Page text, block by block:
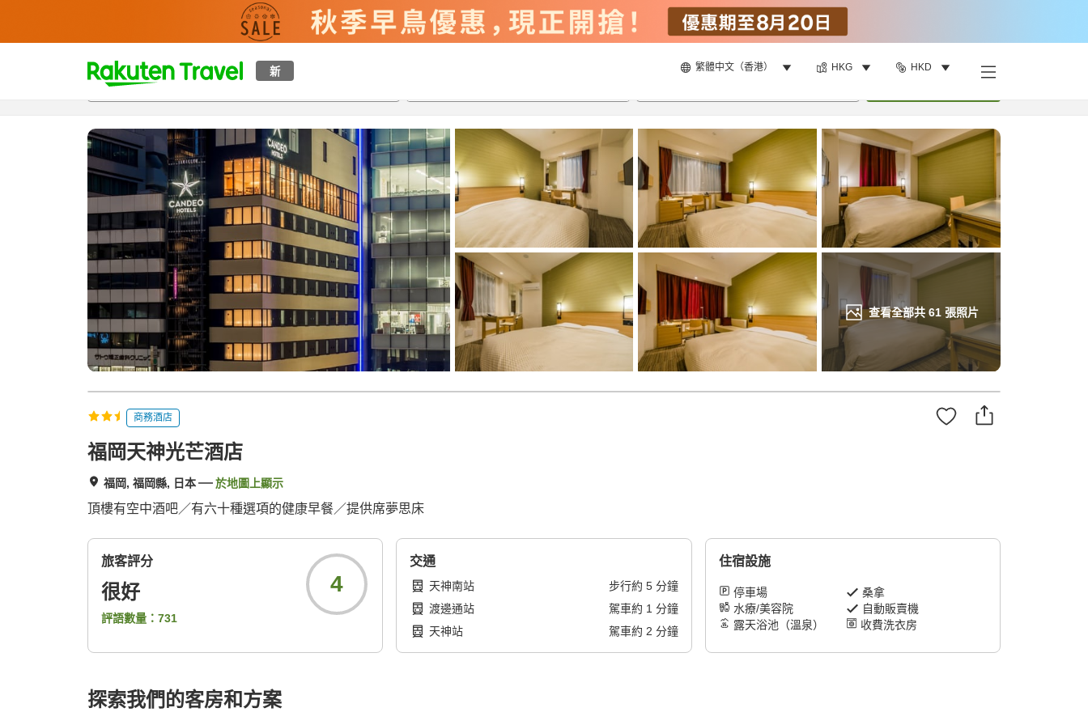
新 繁體中文（香港） HKG HKD
t
p
a
g
e
s
e
a
r
c
查看全部共 61張照片
概覽房間及住宿方案 評價特色設施
商務酒店
福岡天神光芒酒店
福岡, 福岡縣, 日本 於地圖上顯示
頂樓有空中酒吧／有六十種選項的健康早餐／提供席夢思床
旅客評分
很好
評語數量： 731
4
交通
天神南站 步行約 5分鐘
渡邊通站
駕車約 1 分鐘
天神站
駕車約 2 分鐘
住宿設施
停車場
桑拿
水療/美容院
自動販賣機
露天浴池（溫泉）
收費洗衣房
探索我們的客房和方案